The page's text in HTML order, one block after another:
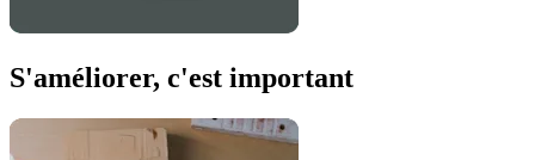
S'améliorer, c'est important